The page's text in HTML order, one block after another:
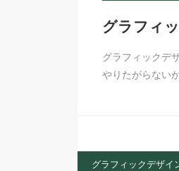
グラフィ
グラフィックデ
やりたがらない
グラフィックデザイ